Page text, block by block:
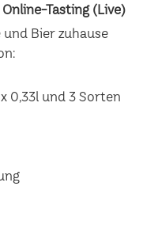
Tasting (Live)
Bier zuhause
0,33l und 3 Sorten